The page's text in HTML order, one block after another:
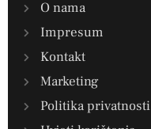
O nama
Impresum
Kontakt
Marketing
Politika privatnosti